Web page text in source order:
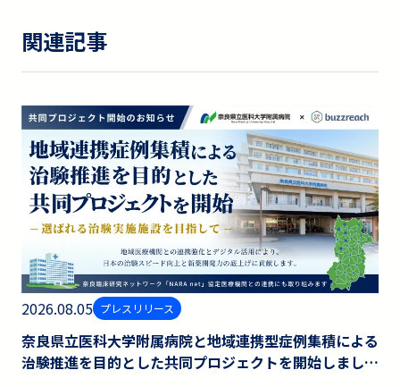
関連記事
2026.08.05 プレスリリース
奈良県⽴医科⼤学附属病院と地域連携型症例集積による
治験推進を⽬的とした共同プロジェクトを開始しまし